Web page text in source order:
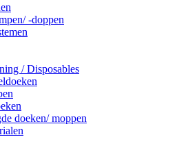
-doppen
/ Disposables
doeken/ moppen